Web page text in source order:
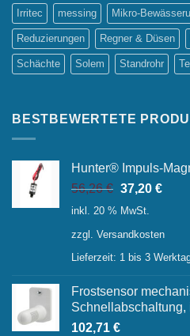
Irritec messing Mikro-
Reduzierungen Regner & Düsen
Schächte Solem Standrohr
BESTBEWERTETE
Hunter® Impuls-
56,26€
Preis
56,26 €
37,20 €
inkl. 20 % MwSt.
zzgl. Versandkosten
Lieferzeit: 1 bis 3
Frostsensor
Schnellabschaltung,
102,71 €